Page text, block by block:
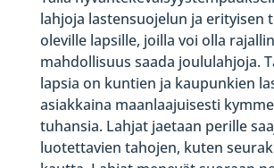
lahjoja lastensuojelun ja erityisen
oleville lapsille, joilla voi olla
mahdollisuus saada joululahjoja.
lapsia on kuntien ja kaupunkien
asiakkaina maanlaajuisesti
tuhansia. Lahjat jaetaan perille
luotettavien tahojen, kuten